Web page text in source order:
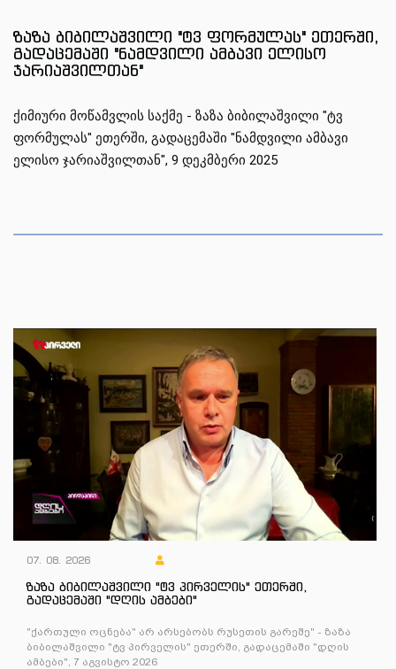
ზაზა ბიბილაშვილი "ტვ ფორმულას" ეთერში,
გადაცემაში "ნამდვილი ამბავი ელისო
ჯარიაშვილთან"
ქიმიური მოწამვლის საქმე - ზაზა ბიბილაშვილი "ტვ
ფორმულას" ეთერში, გადაცემაში "ნამდვილი ამბავი
ელისო ჯარიაშვილთან", 9 დეკმბერი 2025
07. 08. 2026
ზაზა ბიბილაშვილი "ტვ პირველის" ეთერში,
გადაცემაში "დღის ამბები"
"ქართული ოცნება" არ არსებობს რუსეთის გარეშე" - ზაზა
ბიბილაშვილი "ტვ პირველის" ეთერში, გადაცემაში "დღის
ამბები", 7 აგვისტო 2026